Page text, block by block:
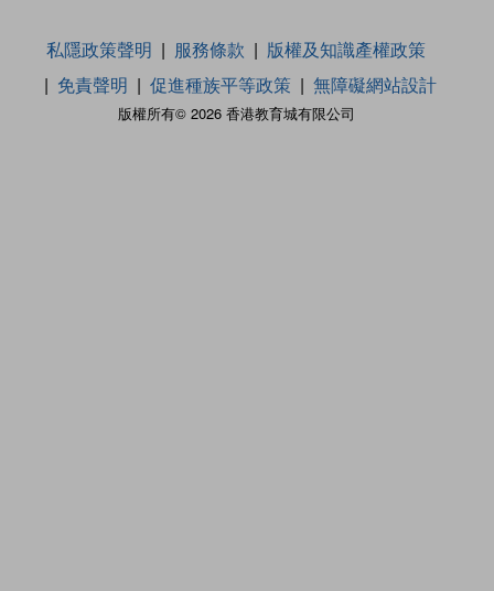
版權所有© 2026 香港教育城有限公司
私隱政策聲明 服務條款
版權及知識產權政策
免責聲明
促進種族平等政策 無障礙網站設計